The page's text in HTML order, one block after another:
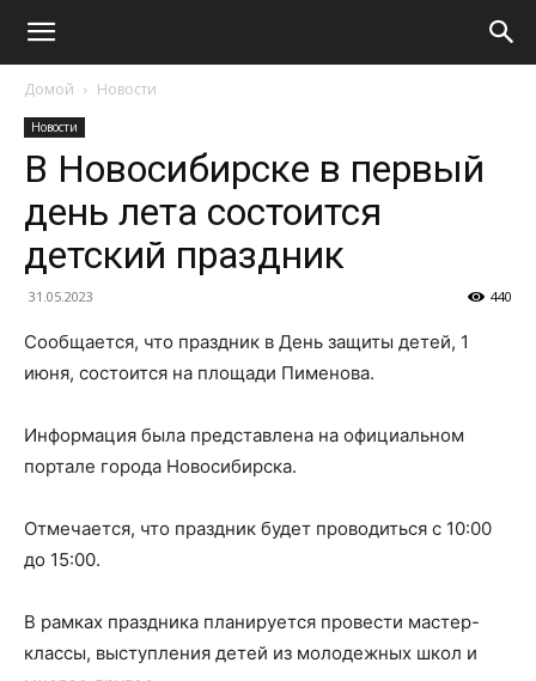
Домой Новости
Новости
В Новосибирске в первый
день лета состоится
детский праздник
31.05.2023 440
Сообщается, что праздник в День защиты детей, 1
июня, состоится на площади Пименова.
Информация была представлена на официальном
портале города Новосибирска.
Отмечается, что праздник будет проводиться с 10:00
до 15:00.
В рамках праздника планируется провести мастер-
классы, выступления детей из молодежных школ и